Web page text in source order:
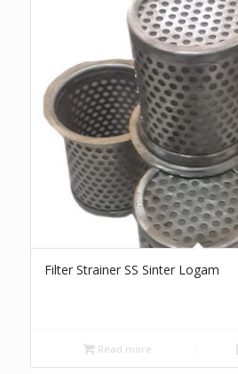
Filter Strainer SS Sinter Logam
Read more